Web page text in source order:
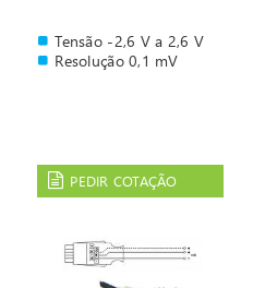
Tensão -2,6 V a 2,6 V
Resolução 0,1 mV
PEDIR COTAÇÃO